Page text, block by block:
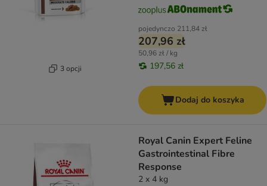
3 opcji
pojedynczo 211,84 zł
207,96 zł
50,96 zł / kg
197,56 zł
Dodaj do koszyka
Royal Canin Expert Feline
Gastrointestinal Fibre
Response
2 x 4 kg